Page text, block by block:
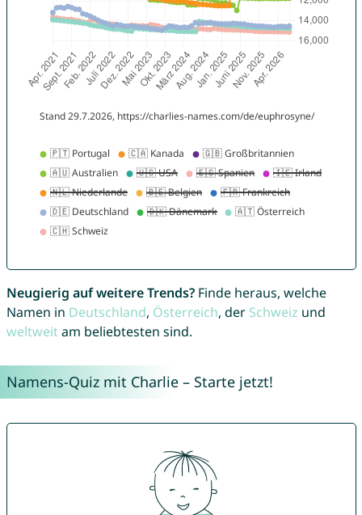
Neugierig auf weitere Trends?Finde heraus, welche
Namen in Deutschland, Österreich, der Schweiz und
weltweitam beliebtesten sind.
Namens-Quiz mit Charlie – Starte jetzt!